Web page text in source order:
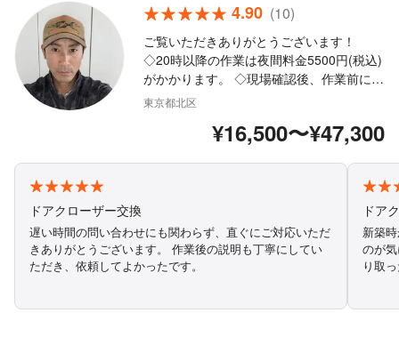
4.90 (10)
ご覧いただきありがとうございます！
◇20時以降の作業は夜間料金5500円(税込)
がかかります。 ◇現場確認後、作業前に必
ず見積りしますのでご安心ください。 ◇作
損害保険加入済で安心 ◇他のカギ屋さんが
い。 ◇玄関からの解錠が困難で窓解錠(ガ
ラスは割りません)になった場合は19800円
東京都北区
¥16,500〜¥47,300
ドアクローザー交換
遅い時間の問い合わせにも関わらず、直ぐにご対応いただ
きありがとうございます。 作業後の説明も丁寧にしてい
ただき、依頼してよかったです。
ドア
新築
のが
り取